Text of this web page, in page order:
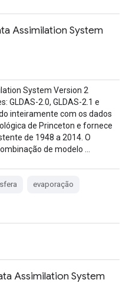
Assimilation System
System Version 2
GLDAS-2.0, GLDAS-2.1 e
inteiramente com os dados
de Princeton e fornece
de 1948 a 2014. O
de modelo …
evaporação
Assimilation System